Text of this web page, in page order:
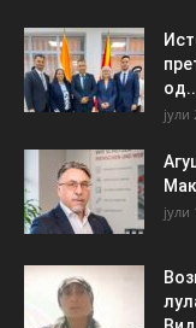
јули
јули